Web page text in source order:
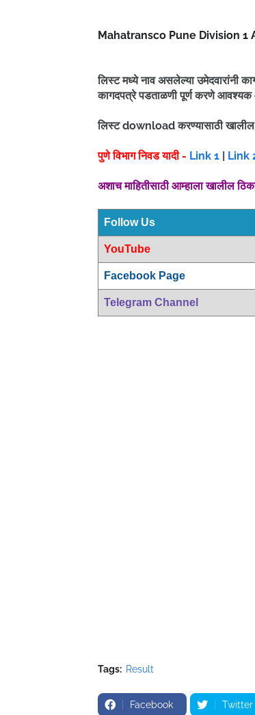
Mahatransco Pune Division 1
लिस्ट मध्ये नाव असलेल्या उमेदवारांनी
कागदपत्रे पडताळणी पूर्ण करणे
लिस्ट download करण्यासाठी
पुणे विभाग निवड यादी - Link 1 | Link
अशाच माहितीसाठी आम्हाला खालील
Follow Us
YouTube
Facebook Page
Telegram Channel
Tags: Result
Facebook Twitter